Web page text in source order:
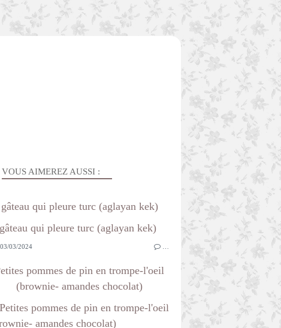
VOUS AIMEREZ AUSSI :
gâteau qui pleure turc (aglayan kek)
03/03/2024
pommes de pin en trompe-l'oeil
(brownie- amandes chocolat)